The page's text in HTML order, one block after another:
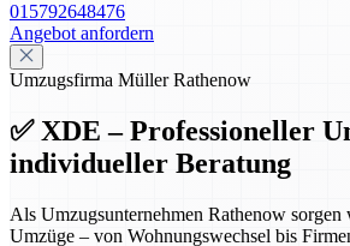
015792648476
Angebot anfordern
Umzugsfirma Müller Rathenow
✅ XDE – Professioneller
individueller Beratung
Als Umzugsunternehmen Rathenow sorgen
Umzüge – von Wohnungswechsel bis